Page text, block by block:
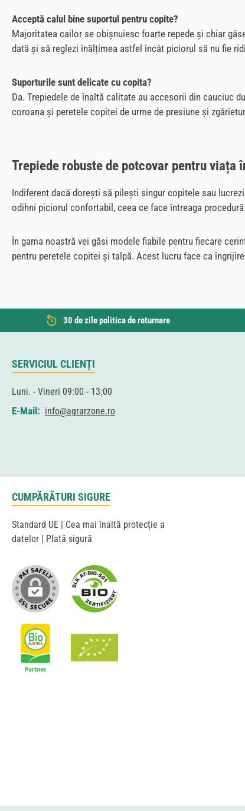
Acceptă calul bine suportul pentru copite?
Majoritatea cailor se obișnuiesc foarte repede și chiar
dată și să reglezi înălțimea astfel încât piciorul să nu fie
Suporturile sunt delicate cu copita?
Da. Trepiedele de înaltă calitate au accesorii din cauciuc
coroana și peretele copitei de urme de presiune și
Trepiede robuste de potcovar pentru viața
Indiferent dacă dorești să pilești singur copitele sau
odihni piciorul confortabil, ceea ce face întreaga
În gama noastră vei găsi modele fiabile pentru fiecare
pentru peretele copitei și talpă. Acest lucru face ca
30 de zile politica de returnare
SERVICIUL CLIENȚI
Luni. - Vineri 09:00 - 13:00
E-Mail: info@agrarzone.ro
CUMPĂRĂTURI SIGURE
Standard UE | Cea mai înaltă protecție a
datelor | Plată sigură